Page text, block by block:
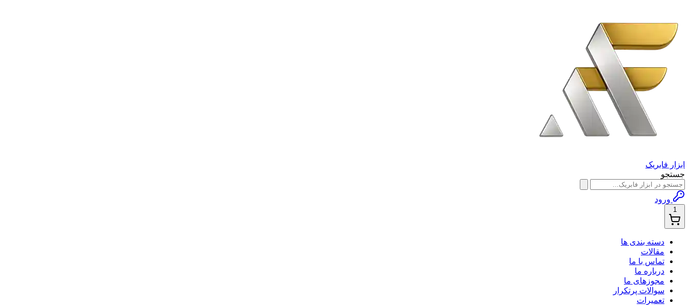
ابزار فابریک
جستجو
ورود
1
دسته بندی ها
مقالات
تماس با ما
درباره ما
مجوزهای ما
سوالات پرتکرار
تعمیرات